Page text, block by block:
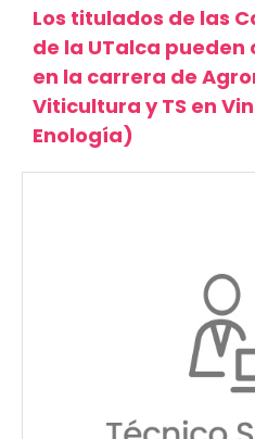
Los titulados de las
de la UTalca
en la carrera de
Viticultura y TS en
Enología)